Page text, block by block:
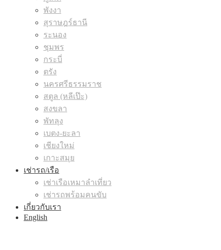
พังงา
สุราษฎร์ธานี
ระนอง
ชุมพร
กระบี่
ตรัง
นครศรีธรรมราช
สตูล (หลีเป๊ะ)
สงขลา
พัทลุง
เบตง-ยะลา
เชียงใหม่
เกาะสมุย
เช่ารถ/เรือ
เช่าเรือเหมาลำเที่ยว
เช่ารถพร้อมคนขับ
เกี่ยวกับเรา
English